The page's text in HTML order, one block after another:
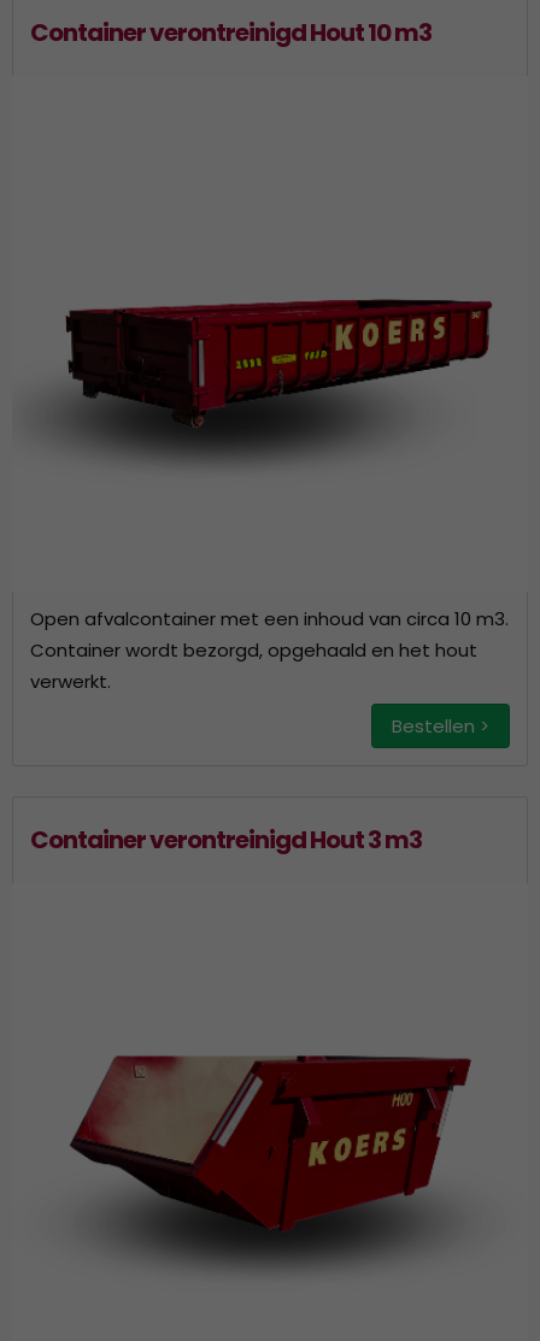
Container verontreinigd Hout 10 m3
Open afvalcontainer met een inhoud van circa 10 m3.
Container wordt bezorgd, opgehaald en het hout
verwerkt.
Bestellen >
Container verontreinigd Hout 3 m3